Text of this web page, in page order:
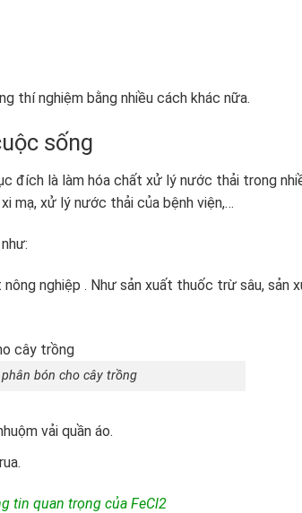
thí nghiệm bằng nhiều cách khác nữa.
sống
đích là làm hóa chất xử lý nước thải trong
mạ, xử lý nước thải của bệnh viện,…
nghiệp . Như sản xuất thuốc trừ sâu, sản
bón cho cây trồng
vải quần áo.
tin quan trọng của FeCl2